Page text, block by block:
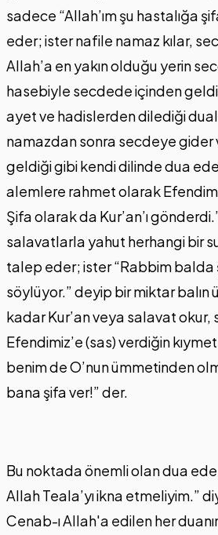
sadece “Allah’ım şu hastalığa
eder; ister nafile namaz kılar,
Allah’a en yakın olduğu yerin
hasebiyle secdede içinden
ayet ve hadislerden dilediği
namazdan sonra secdeye gider
geldiği gibi kendi dilinde dua
alemlere rahmet olarak
Şifa olarak da Kur’an’ı
salavatlarla yahut herhangi bir
talep eder; ister “Rabbim balda
söylüyor.” deyip bir miktar balın
kadar Kur’an veya salavat okur,
Efendimiz’e (sas) verdiğin
benim de O’nun ümmetinden
bana şifa ver!” der.
Bu noktada önemli olan dua
Allah Teala’yı ikna etmeliyim.”
Cenab-ı Allah'a edilen her duanın